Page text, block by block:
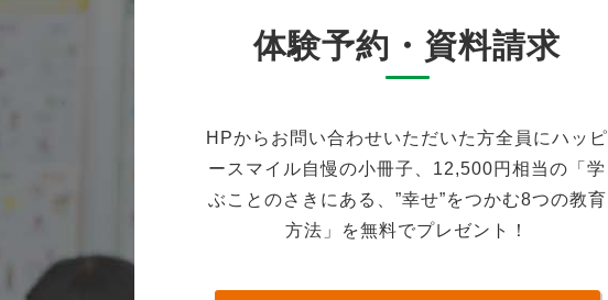
体験予約・資料請求
HPからお問い合わせいただいた方全員にハッピ
ースマイル自慢の小冊子、12,500円相当の「学
ぶことのさきにある、”幸せ”をつかむ8つの教育
方法」を無料でプレゼント！